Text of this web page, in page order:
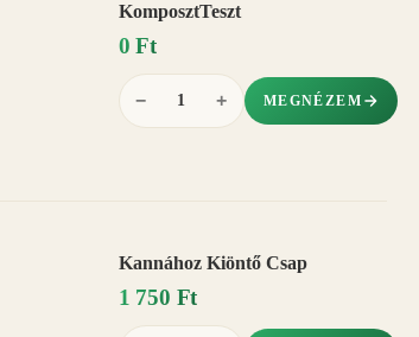
KomposztTeszt
0 Ft
− + MEGNÉZEM
Kannához Kiöntő Csap
1 750 Ft